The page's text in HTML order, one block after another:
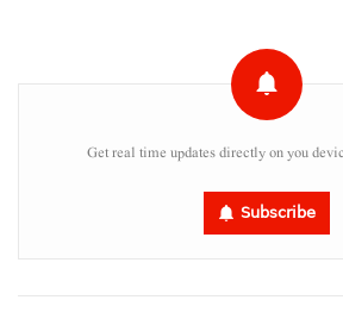
Get real time updates directly on you
Subscribe